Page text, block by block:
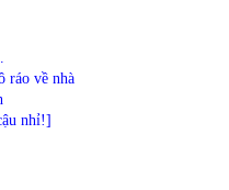
ráo về nhà
nhỉ!]